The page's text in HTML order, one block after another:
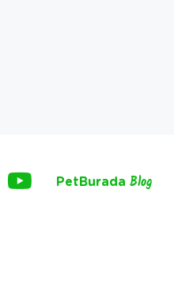
PetBurada Blog